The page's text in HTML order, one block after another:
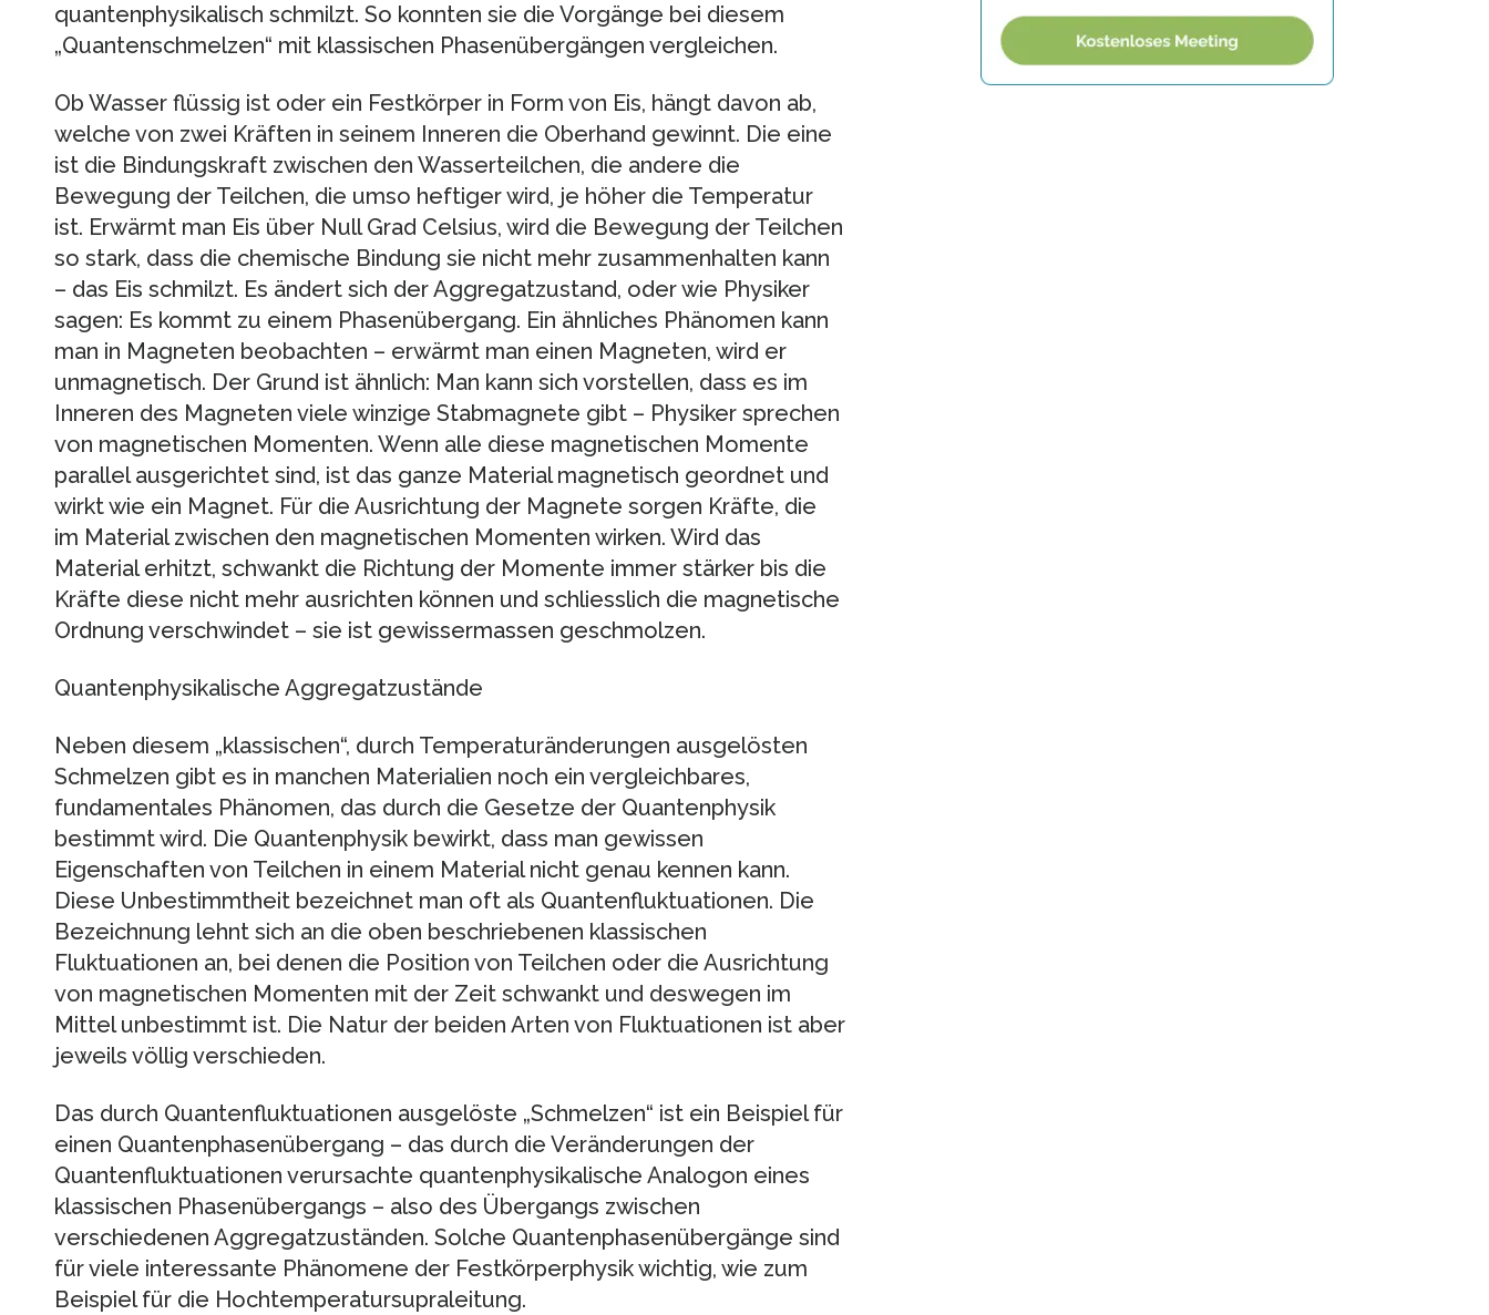
quantenphysikalisch schmilzt. So konnten sie die Vorgänge bei diesem
„Quantenschmelzen“ mit klassischen Phasenübergängen vergleichen.
Ob Wasser flüssig ist oder ein Festkörper in Form von Eis, hängt davon ab,
welche von zwei Kräften in seinem Inneren die Oberhand gewinnt. Die eine
ist die Bindungskraft zwischen den Wasserteilchen, die andere die
Bewegung der Teilchen, die umso heftiger wird, je höher die Temperatur
ist. Erwärmt man Eis über Null Grad Celsius, wird die Bewegung der Teilchen
so stark, dass die chemische Bindung sie nicht mehr zusammenhalten kann
– das Eis schmilzt. Es ändert sich der Aggregatzustand, oder wie Physiker
sagen: Es kommt zu einem Phasenübergang. Ein ähnliches Phänomen kann
man in Magneten beobachten – erwärmt man einen Magneten, wird er
unmagnetisch. Der Grund ist ähnlich: Man kann sich vorstellen, dass es im
Inneren des Magneten viele winzige Stabmagnete gibt – Physiker sprechen
von magnetischen Momenten. Wenn alle diese magnetischen Momente
parallel ausgerichtet sind, ist das ganze Material magnetisch geordnet und
wirkt wie ein Magnet. Für die Ausrichtung der Magnete sorgen Kräfte, die
im Material zwischen den magnetischen Momenten wirken. Wird das
Material erhitzt, schwankt die Richtung der Momente immer stärker bis die
Kräfte diese nicht mehr ausrichten können und schliesslich die magnetische
Ordnung verschwindet – sie ist gewissermassen geschmolzen.
Quantenphysikalische Aggregatzustände
Neben diesem „klassischen“, durch Temperaturänderungen ausgelösten
Schmelzen gibt es in manchen Materialien noch ein vergleichbares,
fundamentales Phänomen, das durch die Gesetze der Quantenphysik
bestimmt wird. Die Quantenphysik bewirkt, dass man gewissen
Eigenschaften von Teilchen in einem Material nicht genau kennen kann.
Diese Unbestimmtheit bezeichnet man oft als Quantenfluktuationen. Die
Bezeichnung lehnt sich an die oben beschriebenen klassischen
Fluktuationen an, bei denen die Position von Teilchen oder die Ausrichtung
von magnetischen Momenten mit der Zeit schwankt und deswegen im
Mittel unbestimmt ist. Die Natur der beiden Arten von Fluktuationen ist aber
jeweils völlig verschieden.
Das durch Quantenfluktuationen ausgelöste „Schmelzen“ ist ein Beispiel für
einen Quantenphasenübergang – das durch die Veränderungen der
Quantenfluktuationen verursachte quantenphysikalische Analogon eines
klassischen Phasenübergangs – also des Übergangs zwischen
verschiedenen Aggregatzuständen. Solche Quantenphasenübergänge sind
für viele interessante Phänomene der Festkörperphysik wichtig, wie zum
Beispiel für die Hochtemperatursupraleitung.